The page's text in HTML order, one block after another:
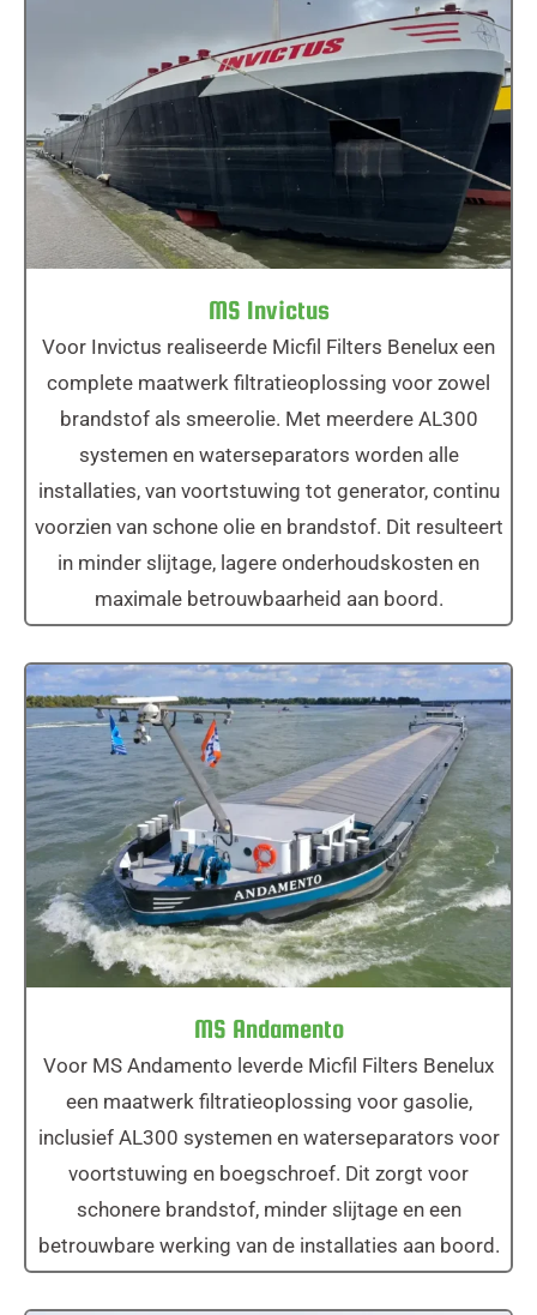
MS Invictus
MS Invictus
Voor Invictus realiseerde Micfil Filters Benelux een
complete maatwerk filtratieoplossing voor zowel
brandstof als smeerolie. Met meerdere AL300
systemen en waterseparators worden alle
installaties, van voortstuwing tot generator, continu
voorzien van schone olie en brandstof. Dit resulteert
in minder slijtage, lagere onderhoudskosten en
maximale betrouwbaarheid aan boord.
MS Andamento
MS Andamento
Voor MS Andamento leverde Micfil Filters Benelux
een maatwerk filtratieoplossing voor gasolie,
inclusief AL300 systemen en waterseparators voor
voortstuwing en boegschroef. Dit zorgt voor
schonere brandstof, minder slijtage en een
betrouwbare werking van de installaties aan boord.